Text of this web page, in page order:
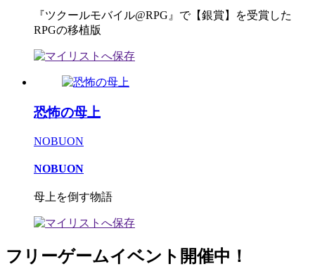
『ツクールモバイル@RPG』で【銀賞】を受賞した
RPGの移植版
恐怖の母上
NOBUON
NOBUON
母上を倒す物語
フリーゲームイベント開催中！